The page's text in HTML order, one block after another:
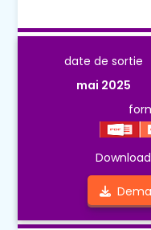
date de sortie
mai 2025